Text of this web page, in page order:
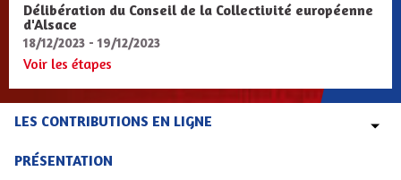
Délibération du Conseil de la Collectivité européenne
d'Alsace
18/12/2023 - 19/12/2023
Voir les étapes
LES CONTRIBUTIONS EN LIGNE
PRÉSENTATION